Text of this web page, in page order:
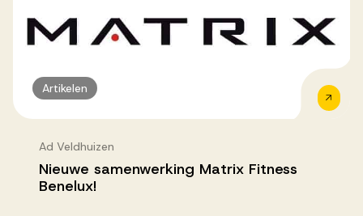
Artikelen
Ad Veldhuizen
Nieuwe samenwerking Matrix Fitness
Benelux!